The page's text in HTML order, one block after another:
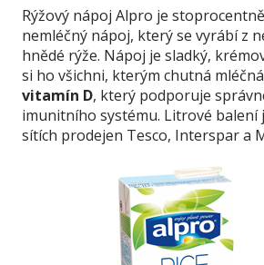
Rýžový nápoj Alpro je
nemléčný nápoj, který se vyrábí z
hnědé rýže. Nápoj je sladký,
si ho všichni, kterým chutná
vitamín D, který podporuje
imunitního systému. Litrové balení
sítích prodejen Tesco, Interspar a